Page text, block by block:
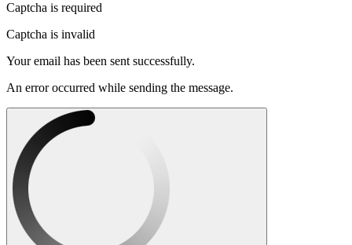
Captcha is required
Captcha is invalid
Your email has been sent successfully.
An error occurred while sending the message.